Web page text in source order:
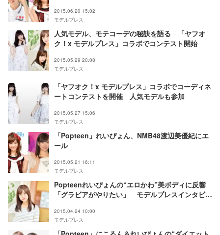
2015.06.20 15:02
モデルプレス
人気モデル、モテコーデの秘訣を語る 「ヤフオ
ク！x モデルプレス」コラボでコンテスト開始
2015.05.29 20:08
モデルプレス
「ヤフオク！x モデルプレス」コラボでコーディネ
ートコンテストを開催 人気モデルも参加
2015.05.27 15:06
モデルプレス
「Popteen」れいぴょん、NMB48渡辺美優紀にエ
ール
2015.05.21 16:11
モデルプレス
Popteenれいぴょんの“エロかわ”美ボディに反響
「グラビアがやりたい」 モデルプレスインタビュ
2015.04.24 10:00
モデルプレス